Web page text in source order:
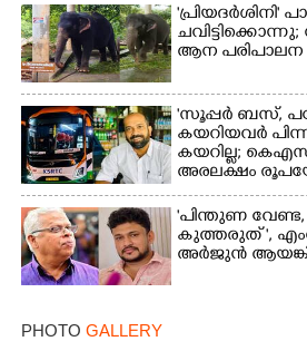
'പ്രിയദർശിനി'
ആന പരിപാലന
'സൂപ്പർ ബസ്,
കയറിയവർ
കയറില്ല;
അരലക്ഷം
"പിന്തുണ വേണ്ട,​
കുത്തരുത് ",
അർജുൻ
PHOTO GALLERY